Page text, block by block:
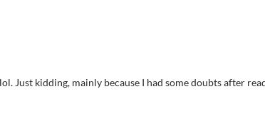
Just kidding, mainly because I had some doubts after